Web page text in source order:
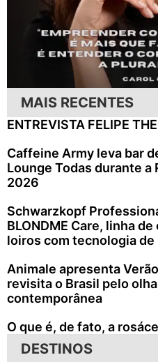
MAIS RECENTES
ENTREVISTA FELIPE
Caffeine Army leva bar
Lounge Todas durante a
2026
Schwarzkopf
BLONDME Care, linha
loiros com tecnologia
Animale apresenta
revisita o Brasil pelo
contemporânea
O que é, de fato, a
DESTINOS